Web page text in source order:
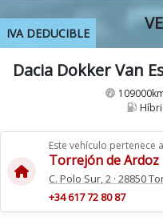
IVA DEDUCIBLE
Este vehículo pertenece
Torrejón de Ardoz
C. Polo Sur, 2 · 28850
+34 617 72 80 87